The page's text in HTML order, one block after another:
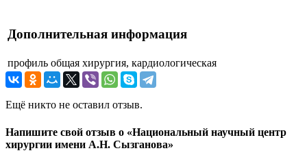
Дополнительная информация
профиль общая хирургия, кардиологическая
Ещё никто не оставил отзыв.
Напишите свой отзыв о «Национальный научный центр
хирургии имени А.Н. Сызганова»